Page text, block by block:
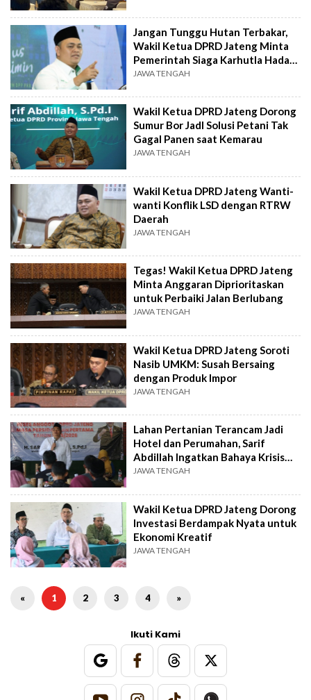
Jangan Tunggu Hutan Terbakar,
Wakil Ketua DPRD Jateng Minta
Pemerintah Siaga Karhutla Hadapi
El Nino
JAWA TENGAH
Wakil Ketua DPRD Jateng Dorong
Sumur Bor JadI Solusi Petani Tak
Gagal Panen saat Kemarau
JAWA TENGAH
Wakil Ketua DPRD Jateng Wanti-
wanti Konflik LSD dengan RTRW
Daerah
JAWA TENGAH
Tegas! Wakil Ketua DPRD Jateng
Minta Anggaran Diprioritaskan
untuk Perbaiki Jalan Berlubang
JAWA TENGAH
Wakil Ketua DPRD Jateng Soroti
Nasib UMKM: Susah Bersaing
dengan Produk Impor
JAWA TENGAH
Lahan Pertanian Terancam Jadi
Hotel dan Perumahan, Sarif
Abdillah Ingatkan Bahaya Krisis
Pangan
JAWA TENGAH
Wakil Ketua DPRD Jateng Dorong
Investasi Berdampak Nyata untuk
Ekonomi Kreatif
JAWA TENGAH
« 1 2 3 4 »
Ikuti Kami